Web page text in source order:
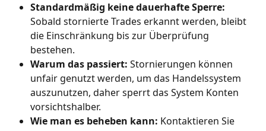
Standardmäßig keine dauerhafte Sperre:
Sobald stornierte Trades erkannt werden, bleibt
die Einschränkung bis zur Überprüfung
bestehen.
Warum das passiert: Stornierungen können
unfair genutzt werden, um das Handelssystem
auszunutzen, daher sperrt das System Konten
vorsichtshalber.
Wie man es beheben kann: Kontaktieren Sie